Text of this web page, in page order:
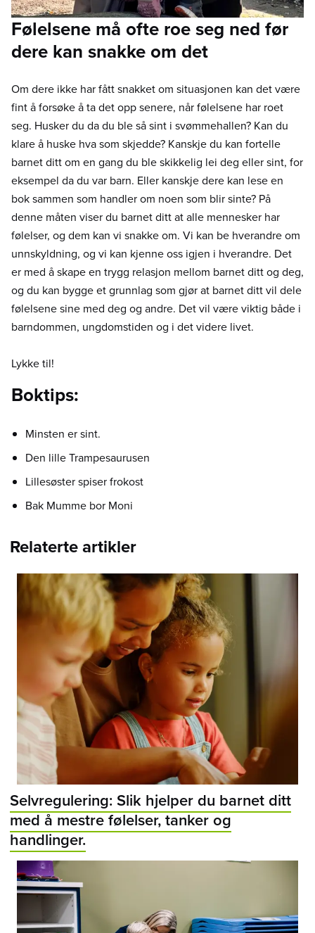
Følelsene må ofte roe seg ned før
dere kan snakke om det
Om dere ikke har fått snakket om situasjonen kan det være
fint å forsøke å ta det opp senere, når følelsene har roet
seg. Husker du da du ble så sint i svømmehallen? Kan du
klare å huske hva som skjedde? Kanskje du kan fortelle
barnet ditt om en gang du ble skikkelig lei deg eller sint, for
eksempel da du var barn. Eller kanskje dere kan lese en
bok sammen som handler om noen som blir sinte? På
denne måten viser du barnet ditt at alle mennesker har
følelser, og dem kan vi snakke om. Vi kan be hverandre om
unnskyldning, og vi kan kjenne oss igjen i hverandre. Det
er med å skape en trygg relasjon mellom barnet ditt og deg,
og du kan bygge et grunnlag som gjør at barnet ditt vil dele
følelsene sine med deg og andre. Det vil være viktig både i
barndommen, ungdomstiden og i det videre livet.
Lykke til!
Boktips:
Minsten er sint.
Den lille Trampesaurusen
Lillesøster spiser frokost
Bak Mumme bor Moni
Relaterte artikler
Selvregulering: Slik hjelper du barnet ditt
med å mestre følelser, tanker og
handlinger.